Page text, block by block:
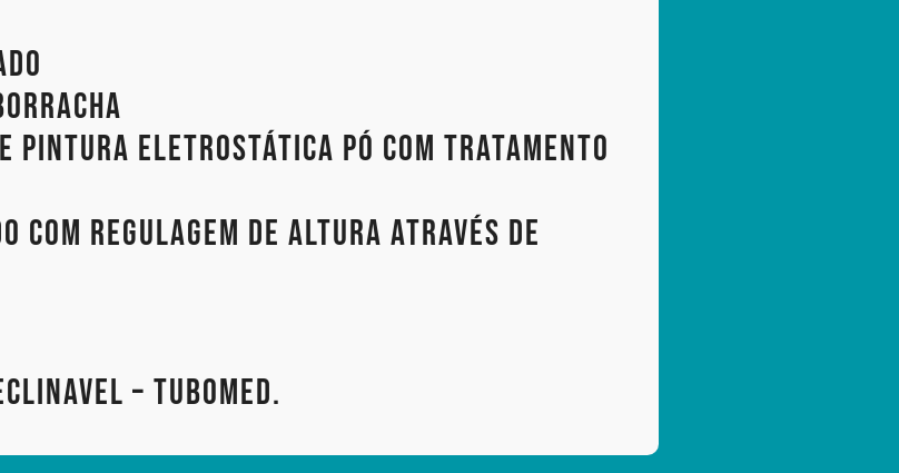
pintura eletrostática pó com tratamento
com regulagem de altura através de
– tubomed.